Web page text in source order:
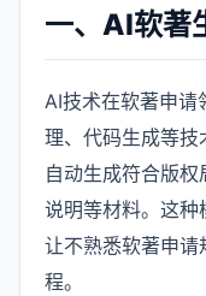
一、AI软著
AI技术在软著申请
理、代码生成等技
自动生成符合版
说明等材料。这种
让不熟悉软著申
程。